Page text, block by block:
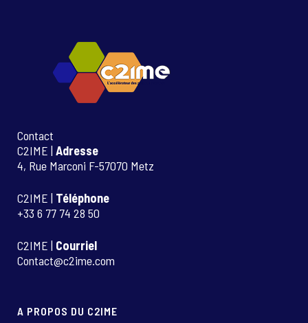
Contact
C2IME | Adresse
4, Rue Marconi F-57070 Metz
C2IME | Téléphone
+33 6 77 74 28 50
C2IME | Courriel
Contact@c2ime.com
A PROPOS DU C2IME